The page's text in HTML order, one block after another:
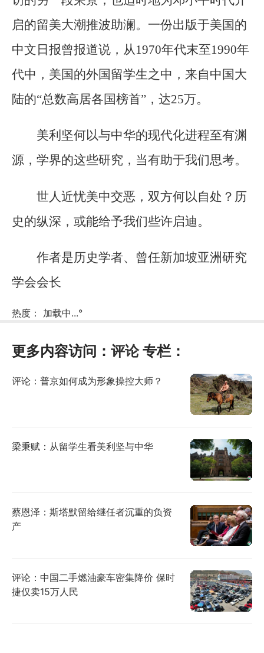
启的留美大潮推波助澜。一份出版于美国的
中文日报曾报道说，从1970年代末至1990年
代中，美国的外国留学生之中，来自中国大
陆的“总数高居各国榜首”，达25万。
美利坚何以与中华的现代化进程至有渊
源，学界的这些研究，当有助于我们思考。
世人近忧美中交恶，双方何以自处？历
史的纵深，或能给予我们些许启迪。
作者是历史学者、曾任新加坡亚洲研究
学会会长
热度： 加载中...°
更多内容访问： 评论专栏：
评论：普京如何成为形象操控大师？
梁秉赋：从留学生看美利坚与中华
蔡恩泽：斯塔默留给继任者沉重的负资
产
评论：中国二手燃油豪车密集降价 保时
捷仅卖15万人民